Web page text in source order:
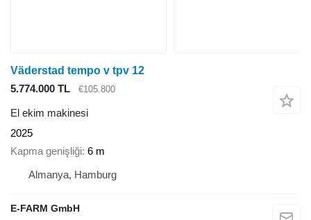
Väderstad tempo v tpv 12
5.774.000 TL
€105.800
El ekim makinesi
2025
Kapma genişliği 6 m
Almanya, Hamburg
E-FARM GmbH